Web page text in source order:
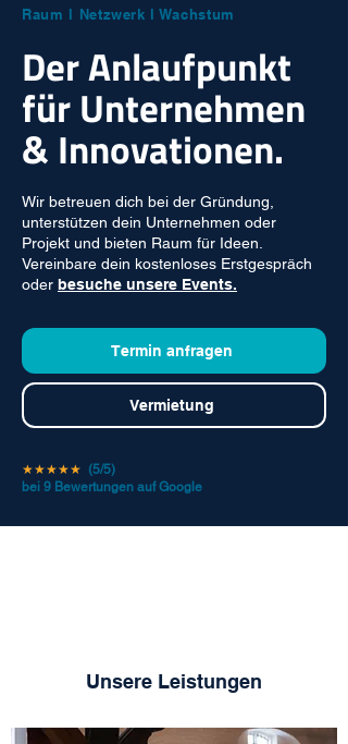
Raum l Netzwerk l Wachstum
Der Anlaufpunkt
für Unternehmen
& Innovationen.
Wir betreuen dich bei der Gründung,
unterstützen dein Unternehmen oder
Projekt und bieten Raum für Ideen.
Vereinbare dein kostenloses Erstgespräch
oder besuche unsere Events.
Termin anfragen
Vermietung
★★★★★ (5/5)
bei 9 Bewertungen auf Google
Unsere Leistungen